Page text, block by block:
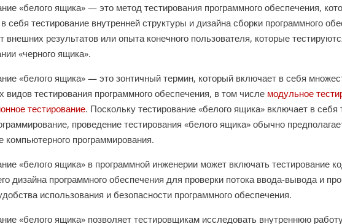
«белого ящика» — это метод тестирования программного обеспечения,
себя тестирование внутренней структуры и дизайна сборки программного
внешних результатов или опыта конечного пользователя, которые
«черного ящика».
«белого ящика» — это зонтичный термин, который включает в себя
видов тестирования программного обеспечения, в том числе модульное
тестирование. Поскольку тестирование «белого ящика» включает в себя
проведение тестирования «белого ящика» обычно
компьютерного программирования.
«белого ящика» в программной инженерии может включать тестирование
дизайна программного обеспечения для проверки потока ввода-вывода и
использования и безопасности программного обеспечения.
«белого ящика» позволяет тестировщикам исследовать внутреннюю